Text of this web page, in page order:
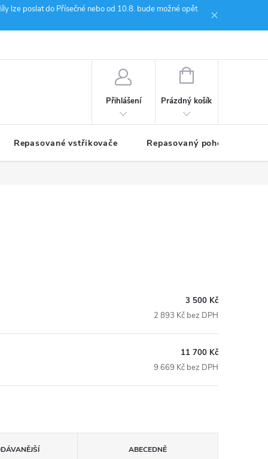
lze poslat do Přísečné nebo od 10.8. bude možné opět
Přihlášení
NÁKUPNÍ
Prázdný košík
Repasované vstřikovače Repasovaný pohon TDM
3 500 Kč
2 893 Kč bez DPH
11 700 Kč
9 669 Kč bez DPH
ABECEDNĚ